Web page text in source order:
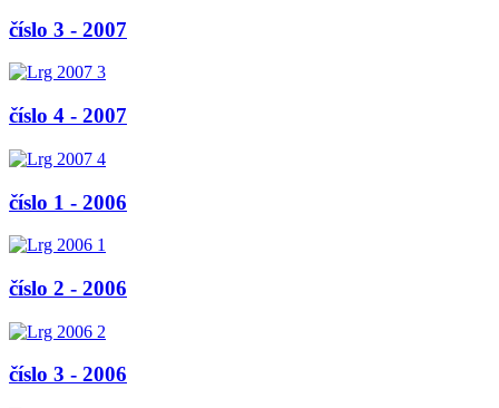
číslo 3 - 2007
číslo 4 - 2007
číslo 1 - 2006
číslo 2 - 2006
číslo 3 - 2006